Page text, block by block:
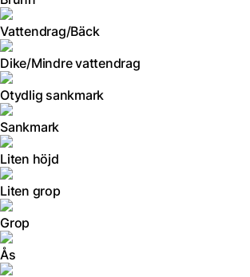
Vattendrag/Bäck
Dike/Mindre vattendrag
Otydlig sankmark
Sankmark
Liten höjd
Liten grop
Grop
Ås